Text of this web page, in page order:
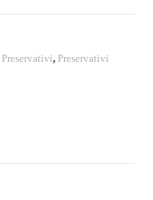
Preservativi, Preservativi